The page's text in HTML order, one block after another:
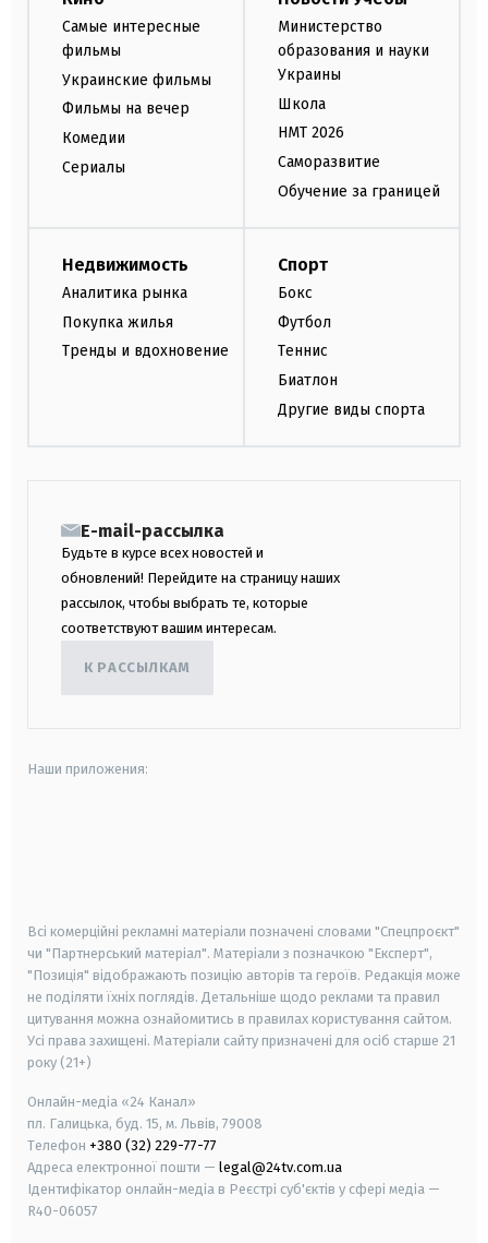
Самые интересные
фильмы
Украинские фильмы
Фильмы на вечер
Комедии
Сериалы
Министерство
образования и науки
Украины
Школа
НМТ 2026
Саморазвитие
Обучение за границей
Недвижимость
Аналитика рынка
Покупка жилья
Тренды и вдохновение
Спорт
Бокс
Футбол
Теннис
Биатлон
Другие виды спорта
E-mail-рассылка
Будьте в курсе всех новостей и
обновлений! Перейдите на страницу наших
рассылок, чтобы выбрать те, которые
соответствуют вашим интересам.
К РАССЫЛКАМ
Наши приложения:
Всі комерційні рекламні матеріали позначені словами "Спецпроєкт"
чи "Партнерський матеріал". Матеріали з позначкою "Експерт",
"Позиція" відображають позицію авторів та героїв. Редакція може
не поділяти їхніх поглядів. Детальніше щодо реклами та правил
цитування можна ознайомитись в правилах користування сайтом.
Усі права захищені. Матеріали сайту призначені для осіб старше 21
року (21+)
Онлайн-медіа «24 Канал»
пл. Галицька, буд. 15, м. Львів, 79008
Телефон +380 (32) 229-77-77
Адреса електронної пошти — legal@24tv.com.ua
Ідентифікатор онлайн-медіа в Реєстрі суб'єктів у сфері медіа —
R40-06057